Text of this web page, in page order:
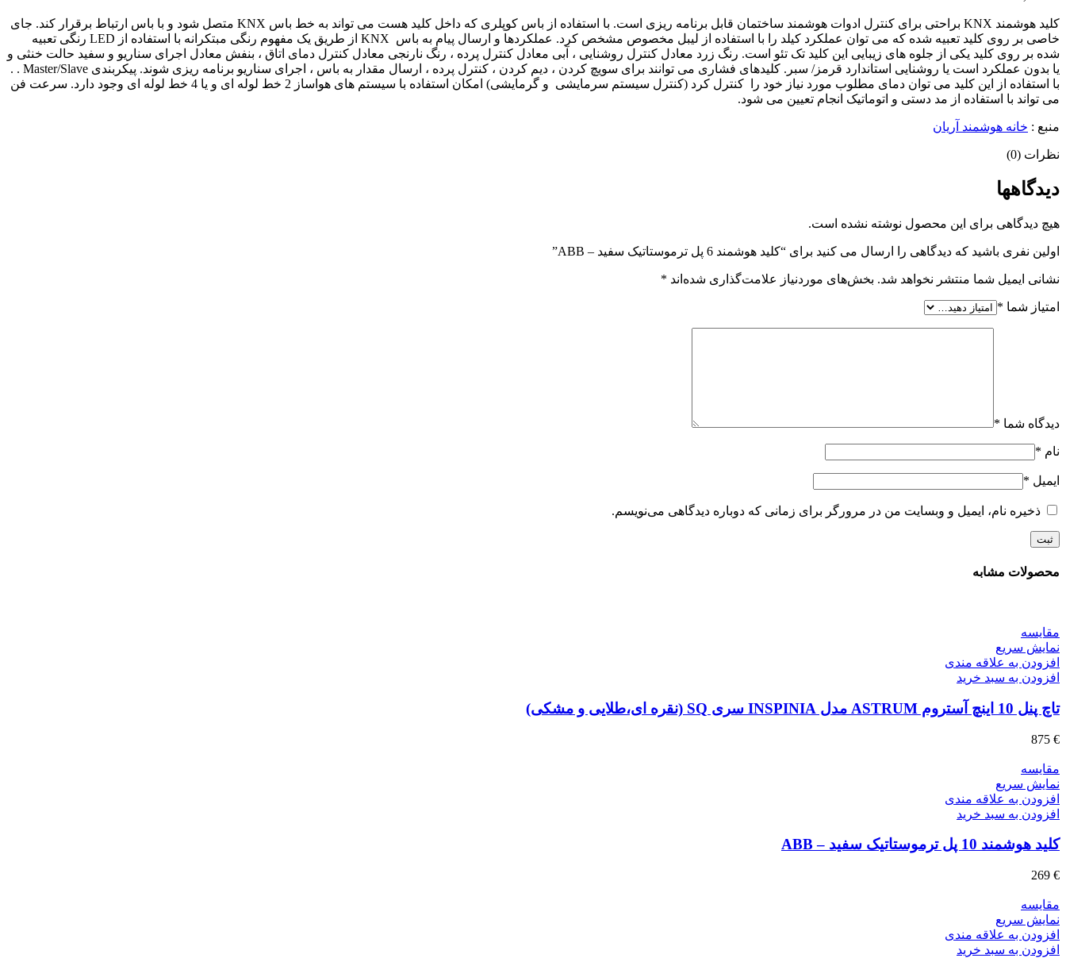
کلید هوشمند KNX براحتی برای کنترل ادوات هوشمند ساختمان قابل برنامه ریزی است. با استفاده از باس کوپلری که داخل کلید هست می تواند به خط باس KNX متصل شود و با باس ارتباط برقرار کند. جای
خاصی بر روی کلید تعبیه شده که می توان عملکرد کیلد را با استفاده از لیبل مخصوص مشخص کرد. عملکردها و ارسال پیام به باس KNX از طریق یک مفهوم رنگی مبتکرانه با استفاده از LED رنگی تعبیه
شده بر روی کلید یکی از جلوه های زیبایی این کلید تک تئو است. رنگ زرد معادل کنترل روشنایی ، آبی معادل کنترل پرده ، رنگ نارنجی معادل کنترل دمای اتاق ، بنفش معادل اجرای سناریو و سفید حالت خنثی و
یا بدون عملکرد است یا روشنایی استاندارد قرمز/ سبر. کلیدهای فشاری می توانند برای سویچ کردن ، دیم کردن ، کنترل پرده ، ارسال مقدار به باس ، اجرای سناریو برنامه ریزی شوند. پیکربندی Master/Slave . .
با استفاده از این کلید می توان دمای مطلوب مورد نیاز خود را کنترل کرد (کنترل سیستم سرمایشی و گرمایشی) امکان استفاده با سیستم های هواساز 2 خط لوله ای و یا 4 خط لوله ای وجود دارد. سرعت فن
می تواند با استفاده از مد دستی و اتوماتیک انجام تعیین می شود.
منبع : خانه هوشمند آریان
نظرات (0)
دیدگاهها
هیچ دیدگاهی برای این محصول نوشته نشده است.
اولین نفری باشید که دیدگاهی را ارسال می کنید برای “کلید هوشمند 6 پل ترموستاتیک سفید – ABB”
نشانی ایمیل شما منتشر نخواهد شد. بخش‌های موردنیاز علامت‌گذاری شده‌اند *
امتیاز شما *
دیدگاه شما *
نام *
ایمیل *
ذخیره نام، ایمیل و وبسایت من در مرورگر برای زمانی که دوباره دیدگاهی می‌نویسم.
محصولات مشابه
مقايسه
نمایش سریع
افزودن به علاقه مندی
افزودن به سبد خرید
تاچ پنل 10 اینچ آستروم ASTRUM مدل INSPINIA سری SQ (نقره ای،طلایی و مشکی)
875 €
مقايسه
نمایش سریع
افزودن به علاقه مندی
افزودن به سبد خرید
کلید هوشمند 10 پل ترموستاتیک سفید – ABB
269 €
مقايسه
نمایش سریع
افزودن به علاقه مندی
افزودن به سبد خرید